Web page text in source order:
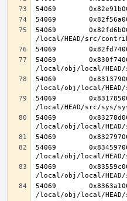
54069
54069
54069
54069
54069
54069
54069
54069